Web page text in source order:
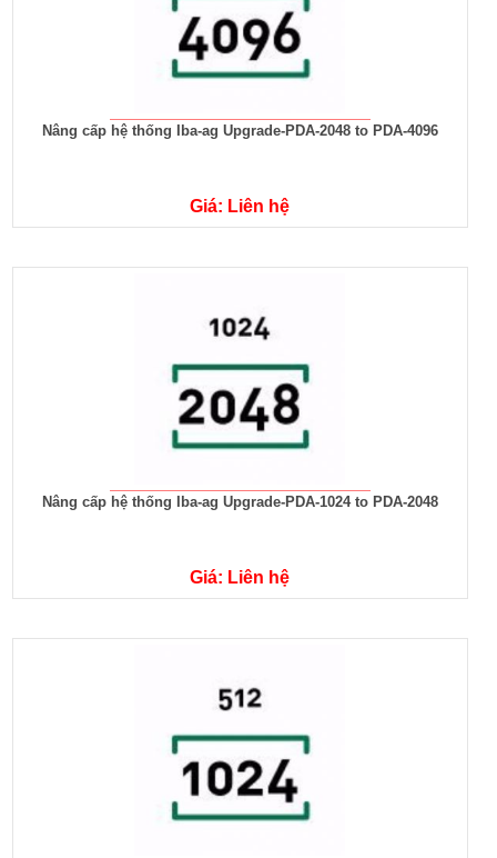
Nâng cấp hệ thống Iba-ag Upgrade-PDA-2048 to PDA-4096
Giá: Liên hệ
Nâng cấp hệ thống Iba-ag Upgrade-PDA-1024 to PDA-2048
Giá: Liên hệ